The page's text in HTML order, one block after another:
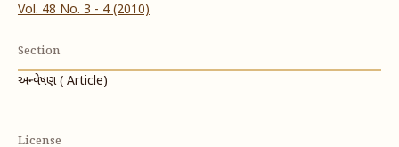
Vol. 48 No. 3 - 4 (2010)
Section
અન્વેષણ ( Article)
License